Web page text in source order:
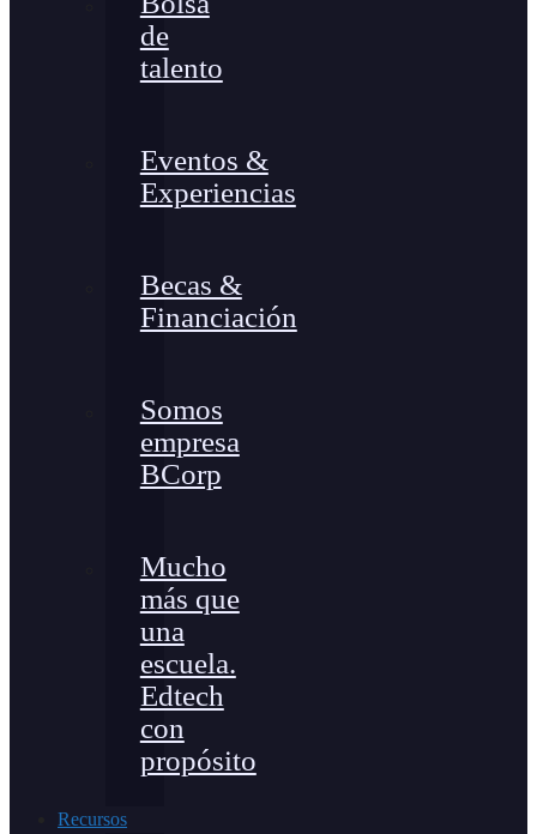
de
talento
Eventos &
Experiencias
Becas &
Financiación
Somos
empresa
BCorp
Mucho
más que
una
escuela.
Edtech
con
propósito
Recursos